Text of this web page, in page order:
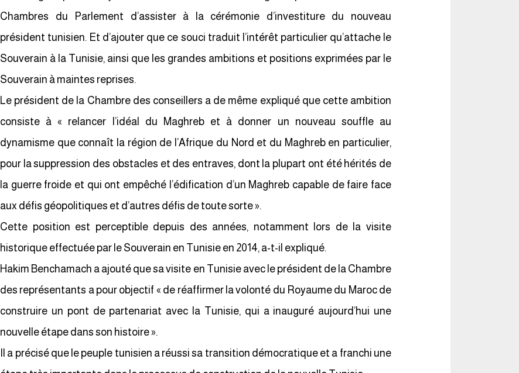
Chambres du Parlement d’assister à la cérémonie d’investiture du nouveau
président tunisien. Et d’ajouter que ce souci traduit l’intérêt particulier qu’attache le
Souverain à la Tunisie, ainsi que les grandes ambitions et positions exprimées par le
Souverain à maintes reprises.
Le président de la Chambre des conseillers a de même expliqué que cette ambition
consiste à « relancer l’idéal du Maghreb et à donner un nouveau souffle au
dynamisme que connaît la région de l’Afrique du Nord et du Maghreb en particulier,
pour la suppression des obstacles et des entraves, dont la plupart ont été hérités de
la guerre froide et qui ont empêché l’édification d’un Maghreb capable de faire face
aux défis géopolitiques et d’autres défis de toute sorte ».
Cette position est perceptible depuis des années, notamment lors de la visite
historique effectuée par le Souverain en Tunisie en 2014, a-t-il expliqué.
Hakim Benchamach a ajouté que sa visite en Tunisie avec le président de la Chambre
des représentants a pour objectif « de réaffirmer la volonté du Royaume du Maroc de
construire un pont de partenariat avec la Tunisie, qui a inauguré aujourd’hui une
nouvelle étape dans son histoire ».
Il a précisé que le peuple tunisien a réussi sa transition démocratique et a franchi une